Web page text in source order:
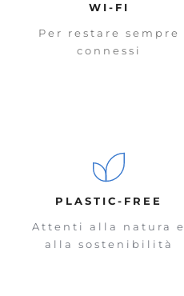
WI-FI
Per restare sempre
connessi
PLASTIC-FREE
Attenti alla natura e
alla sostenibilità